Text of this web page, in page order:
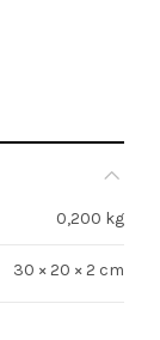
(328995) cantidad
0,200 kg
30 × 20 × 2 cm